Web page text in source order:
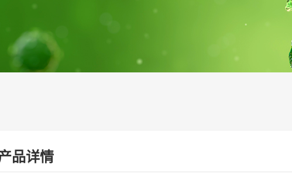
品详情